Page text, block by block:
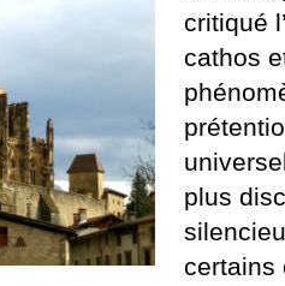
critiqué
cathos
plus
certains